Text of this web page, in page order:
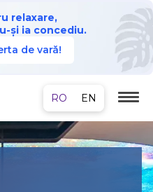
relaxare,
și ia concediu.
de vară!